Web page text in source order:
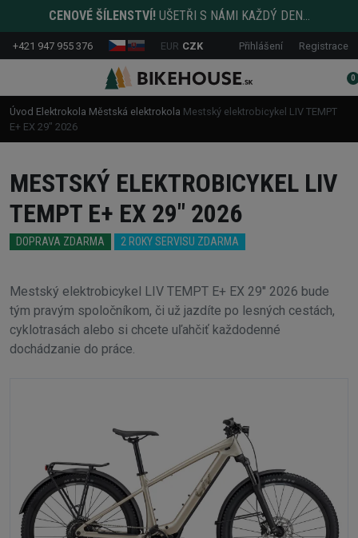
CENOVÉ ŠÍLENSTVÍ! UŠETŘI S NÁMI KAŽDÝ DEN...
+421 947 955 376 EUR CZK Přihlášení Registrace
0
Úvod Elektrokola Městská elektrokola Mestský elektrobicykel LIV TEMPT
E+ EX 29" 2026
MESTSKÝ ELEKTROBICYKEL LIV
TEMPT E+ EX 29" 2026
DOPRAVA ZDARMA 2 ROKY SERVISU ZDARMA
Mestský elektrobicykel LIV TEMPT E+ EX 29" 2026 bude
tým pravým spoločníkom, či už jazdíte po lesných cestách,
cyklotrasách alebo si chcete uľahčiť každodenné
dochádzanie do práce.